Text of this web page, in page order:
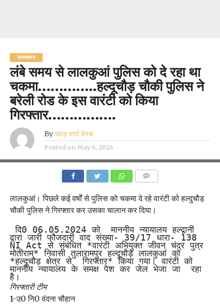
उत्तराखण्ड
लंबे समय से लालकुआं पुलिस को दे रहा था
चकमा…………..हल्दूचौड़ चौकी पुलिस ने
बरेली रोड के इस वारंटी को किया
गिरफ्तार…………….
Byपहाड़ वार्ता डेस्क
Posted on May 6, 2024
लालकुआं। पिछले कई वर्षों से पुलिस को चकमा दे रहे वारंटी को हल्दुचौड़
चौकी पुलिस ने गिरफ्तार कर उसका चालान कर दिया।
दि0 06.05.2024 को  माननीय न्यायालय हल्द्वानी
द्वारा जारी फौजदारी वाद संख्या- 39/17 धारा- 138
NI Act से संबंधित *वारंटी अभियुक्त जीवन चंद्र पुत्र
मोतीराम* निवासी तुलारामपुर हल्दूचौड़ लालकुआं को
*हल्दूचौड़ क्षेत्र से  गिरफ्तार* किया गया। वारंटी को
माननीय न्यायालय के समक्ष पेश कर जेल भेजा जा  रहा
है।
गिरफ्तारी टीम
1-उ0 नि0 वंदना चौहान